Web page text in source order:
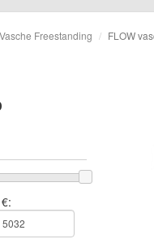
Vasche Freestanding FLOW